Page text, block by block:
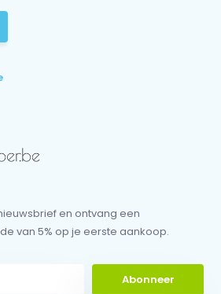
en ontvang een
van 5% op je eerste aankoop.
Abonneer